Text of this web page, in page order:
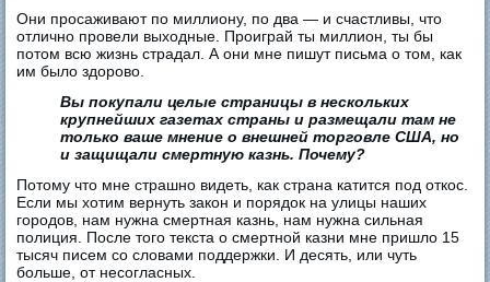
Они просаживают по миллиону, по два — и счастливы, что
отлично провели выходные. Проиграй ты миллион, ты бы
потом всю жизнь страдал. А они мне пишут письма о том, как
им было здорово.
Вы покупали целые страницы в нескольких
крупнейших газетах страны и размещали там не
только ваше мнение о внешней торговле США, но
и защищали смертную казнь. Почему?
Потому что мне страшно видеть, как страна катится под откос.
Если мы хотим вернуть закон и порядок на улицы наших
городов, нам нужна смертная казнь, нам нужна сильная
полиция. После того текста о смертной казни мне пришло 15
тысяч писем со словами поддержки. И десять, или чуть
больше, от несогласных.